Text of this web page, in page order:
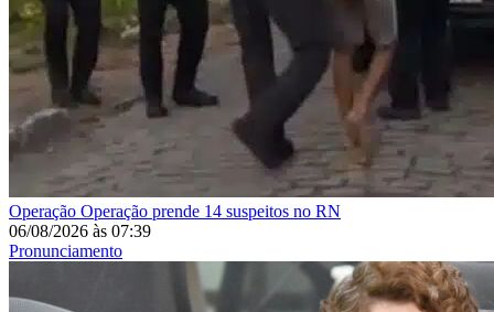
Operação Operação prende 14 suspeitos no RN
06/08/2026 às 07:39
Pronunciamento